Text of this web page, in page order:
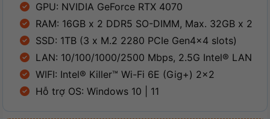
GPU: NVIDIA GeForce RTX 4070
RAM: 16GB x 2 DDR5 SO-DIMM, Max. 32GB x 2
SSD: 1TB (3 x M.2 2280 PCIe Gen4x4 slots)
LAN: 10/100/1000/2500 Mbps, 2.5G Intel® LAN
WIFI: Intel® Killer™ Wi-Fi 6E (Gig+) 2×2
Hỗ trợ OS: Windows 10 | 11